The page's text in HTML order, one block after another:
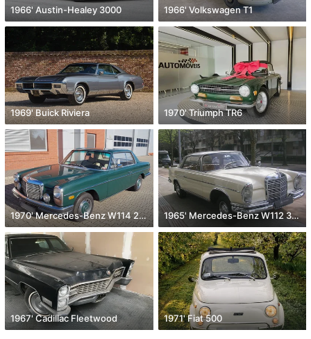
1966' Austin-Healey 3000 1966' Volkswagen T1
1969' Buick Riviera 1970' Triumph TR6
1970' Mercedes-Benz W114 250 C 1965' Mercedes-Benz W112 300 SE
1967' Cadillac Fleetwood 1971' Fiat 500